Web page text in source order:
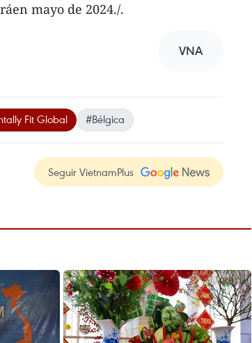
mayo de 2024./.
VNA
Fit Global #Bélgica
Seguir VietnamPlus